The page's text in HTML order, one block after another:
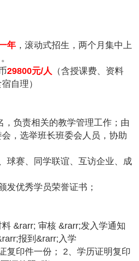
年 ，滚动式招生，两个月集中上
29800元/人 （含授课费、资料
自理）
，负责相关的教学管理工作；由
，选举班长班委会人员，协助
球赛、同学联谊、互访企业、成
发优秀学员荣誉证书；
&rarr; 审核 &rarr;发入学通知
报到&rarr;入学
复印件一份； 2、学历证明复印